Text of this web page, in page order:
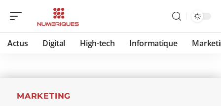
Actus Digital High-tech Informatique
MARKETING